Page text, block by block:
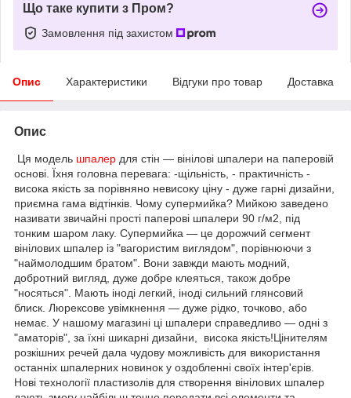
Що таке купити з Пром?
Замовлення під захистом
Опис Характеристики Відгуки про товар Доставка
Опис
Ця модель шпалер для стін — вінілові шпалери на паперовій
основі. Їхня головна перевага: -щільність, - практичність -
висока якість за порівняно невисоку ціну - дуже гарні дизайни,
приємна гама відтінків. Чому супермийка? Мийкою заведено
називати звичайні прості паперові шпалери 90 г/м2, під
тонким шаром лаку. Супермийка — це дорожчий сегмент
вінілових шпалер із "вагористим виглядом", порівнюючи з
"наймолодшим братом". Вони завжди мають модний,
добротний вигляд, дуже добре клеяться, також добре
"носяться". Мають іноді легкий, іноді сильний глянсовий
блиск. Люрексове увімкнення — дуже рідко, точково, або
немає. У нашому магазині ці шпалери справедливо — одні з
"аматорів", за їхні шикарні дизайни, висока якість!Цінителям
розкішних речей дала чудову можливість для використання
останніх шпалерних новинок у оздобленні своїх інтер'єрів.
Нові технології пластизолів для створення вінілових шпалер